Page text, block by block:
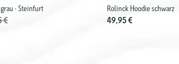
- Steinfurt
€
Rolinck Hoodie schwarz
49,95 €